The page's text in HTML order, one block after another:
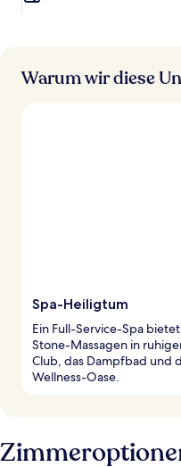
Warum wir diese
Spa-Heiligtum
Ein Full-Service-Spa
Stone-Massagen in
Club, das Dampfbad und
Wellness-Oase.